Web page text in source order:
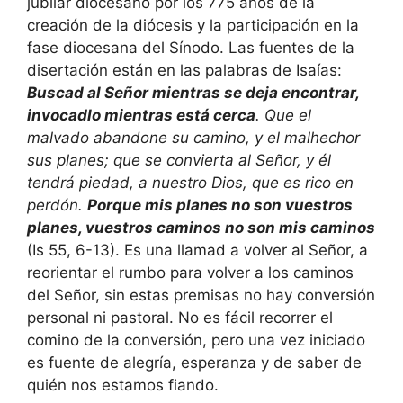
creación de la diócesis y la participación en la
fase diocesana del Sínodo. Las fuentes de la
disertación están en las palabras de Isaías:
Buscad al Señor mientras se deja encontrar,
invocadlo mientras está cerca. Que el
malvado abandone su camino, y el malhechor
sus planes; que se convierta al Señor, y él
tendrá piedad, a nuestro Dios, que es rico en
perdón. Porque mis planes no son vuestros
planes, vuestros caminos no son mis caminos
(Is 55, 6-13). Es una llamad a volver al Señor, a
reorientar el rumbo para volver a los caminos
del Señor, sin estas premisas no hay conversión
personal ni pastoral. No es fácil recorrer el
comino de la conversión, pero una vez iniciado
es fuente de alegría, esperanza y de saber de
quién nos estamos fiando.